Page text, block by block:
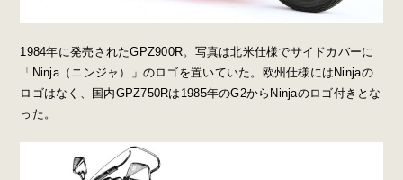
1984年に発売されたGPZ900R。写真は北米仕様でサイドカバーに
「Ninja（ニンジャ）」のロゴを置いていた。欧州仕様にはNinjaの
ロゴはなく、国内GPZ750Rは1985年のG2からNinjaのロゴ付きとな
った。